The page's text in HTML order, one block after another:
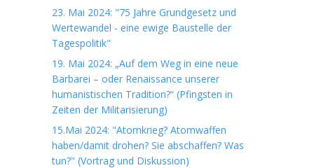
23. Mai 2024: "75 Jahre Grundgesetz und
Wertewandel - eine ewige Baustelle der
Tagespolitik"
19. Mai 2024: „Auf dem Weg in eine neue
Barbarei – oder Renaissance unserer
humanistischen Tradition?“ (Pfingsten in
Zeiten der Militarisierung)
15.Mai 2024: "Atomkrieg? Atomwaffen
haben/damit drohen? Sie abschaffen? Was
tun?" (Vortrag und Diskussion)